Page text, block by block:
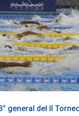
general del II